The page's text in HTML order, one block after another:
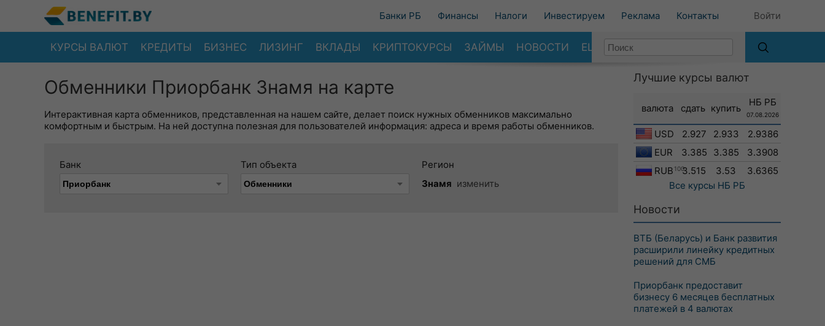
Банки РБ Финансы Налоги Инвестируем Реклама Контакты Войти
КУРСЫ ВАЛЮТ КРЕДИТЫ БИЗНЕС ЛИЗИНГ ВКЛАДЫ КРИПТОКУРСЫ ЗАЙМЫ НОВОСТИ ЕЩЕ
Обменники Приорбанк Знамя на карте
Интерактивная карта обменников, представленная на нашем сайте, делает поиск нужных обменников максимально
комфортным и быстрым. На ней доступна полезная для пользователей информация: адреса и время работы обменников.
Банк Тип объекта
Регион
Знамя изменить
Лучшие курсы валют
валюта сдать купить
НБ РБ
07.08.2026
USD 2.927 2.933
2.9386
EUR
3.385 3.385
3.3908
RUB 1003.515 3.53
3.6365
Все курсы НБ РБ
Новости
ВТБ (Беларусь) и Банк развития
расширили линейку кредитных
решений для СМБ
Приорбанк предоставит
бизнесу 6 месяцев бесплатных
платежей в 4 валютах